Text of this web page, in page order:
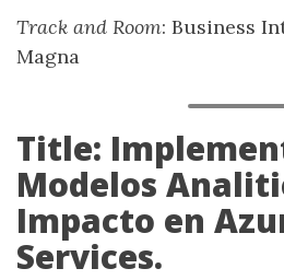
Track and Room: Business
Magna
Title:
Modelos
Impacto en
Services.